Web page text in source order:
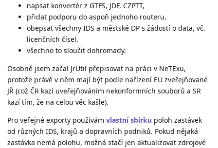
napsat konvertér z GTFS, JDF, CZPTT,
přidat podporu do aspoň jednoho routeru,
obepsat všechny IDS a městské DP s žádostí o data, vč.
licenčních čísel,
všechno to sloučit dohromady.
Osobně jsem začal JrUtil přepisovat na práci v NeTExu,
protože právě v něm mají být podle nařízení EU zveřejňované
JŘ (což ČR kazí uveřejňováním nekonformních souborů a SR
kazí tím, že na celou věc kašle).
Pro veřejné exporty používám vlastní sbírku poloh zastávek
od různých IDS, krajů a dopravních podniků. Pokud nějaká
zastávka nemá polohu, možná stačí jen aktualizovat zdrojové